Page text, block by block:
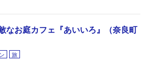
なお庭カフェ『あいいろ』（奈良町
旅